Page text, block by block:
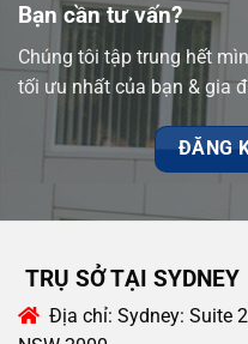
Bạn cần tư vấn?
Chúng tôi tập trung hết
tối ưu nhất của bạn & gia
ĐĂNG
TRỤ SỞ TẠI SYDNEY
Địa chỉ: Sydney: Suite